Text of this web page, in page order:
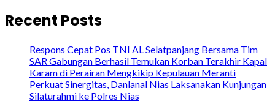
Recent Posts
Respons Cepat Pos TNI AL Selatpanjang Bersama Tim
SAR Gabungan Berhasil Temukan Korban Terakhir Kapal
Karam di Perairan Mengkikip Kepulauan Meranti
Perkuat Sinergitas, Danlanal Nias Laksanakan Kunjungan
Silaturahmi ke Polres Nias